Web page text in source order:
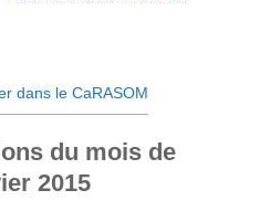
dans le CaRASOM
du mois de
2015